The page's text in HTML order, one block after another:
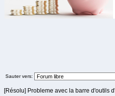
Sauter vers:
[Résolu] Probleme avec la barre d'outils